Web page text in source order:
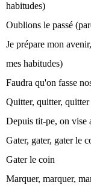
habitudes)
Oublions le passé
Je prépare mon
mes habitudes)
Faudra qu'on fasse
Quitter, quitter,
Depuis tit-pe, on vise
Gater, gater, gater le
Gater le coin
Marquer, marquer,